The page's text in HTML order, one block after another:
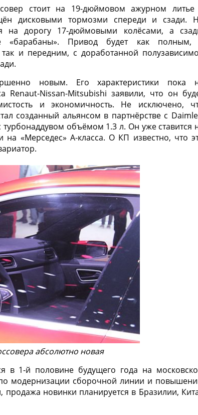
стоит на 19-дюймовом ажурном литье
дисковыми тормозми спереди и сзади.
на дорогу 17-дюймовыми колёсами, а
«барабаны». Привод будет как полным,
и передним, с доработанной
новым. Его характеристики пока
Renaut-Nissan-Mitsubishi заявили, что он
и экономичность. Не исключено,
созданный альянсом в партнёрстве с
объёмом 1.3 л. Он уже ставится
«Мерседес» A-класса. О КП известно, что
абсолютно новая
в 1-й половине будущего года на
модернизации сборочной линии и
продажа новинки планируется в Бразилии,